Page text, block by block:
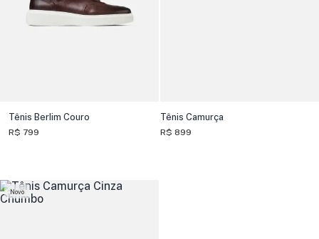
Tênis Berlim Couro
R$ 799
Tênis Camurça
R$ 899
Novo